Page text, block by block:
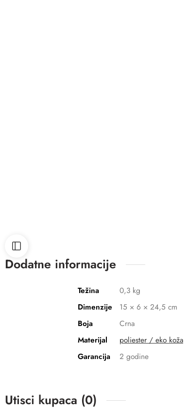
Dodatne informacije
Težina
0,3 kg
Dimenzije
15 × 6 × 24,5 cm
Boja
Crna
Materijal
poliester / eko koža
Garancija
2 godine
Utisci kupaca (0)